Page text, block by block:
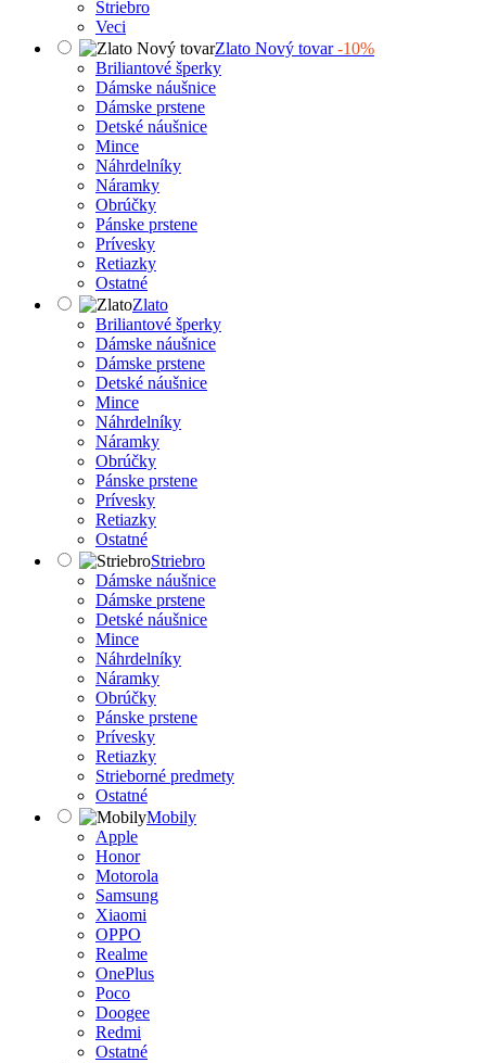
Striebro
Veci
Zlato Nový tovar-10%
Briliantové šperky
Dámske náušnice
Dámske prstene
Detské náušnice
Mince
Náhrdelníky
Náramky
Obrúčky
Pánske prstene
Prívesky
Retiazky
Ostatné
Zlato
Briliantové šperky
Dámske náušnice
Dámske prstene
Detské náušnice
Mince
Náhrdelníky
Náramky
Obrúčky
Pánske prstene
Prívesky
Retiazky
Ostatné
Striebro
Dámske náušnice
Dámske prstene
Detské náušnice
Mince
Náhrdelníky
Náramky
Obrúčky
Pánske prstene
Prívesky
Retiazky
Strieborné predmety
Ostatné
Mobily
Apple
Honor
Motorola
Samsung
Xiaomi
OPPO
Realme
OnePlus
Poco
Doogee
Redmi
Ostatné